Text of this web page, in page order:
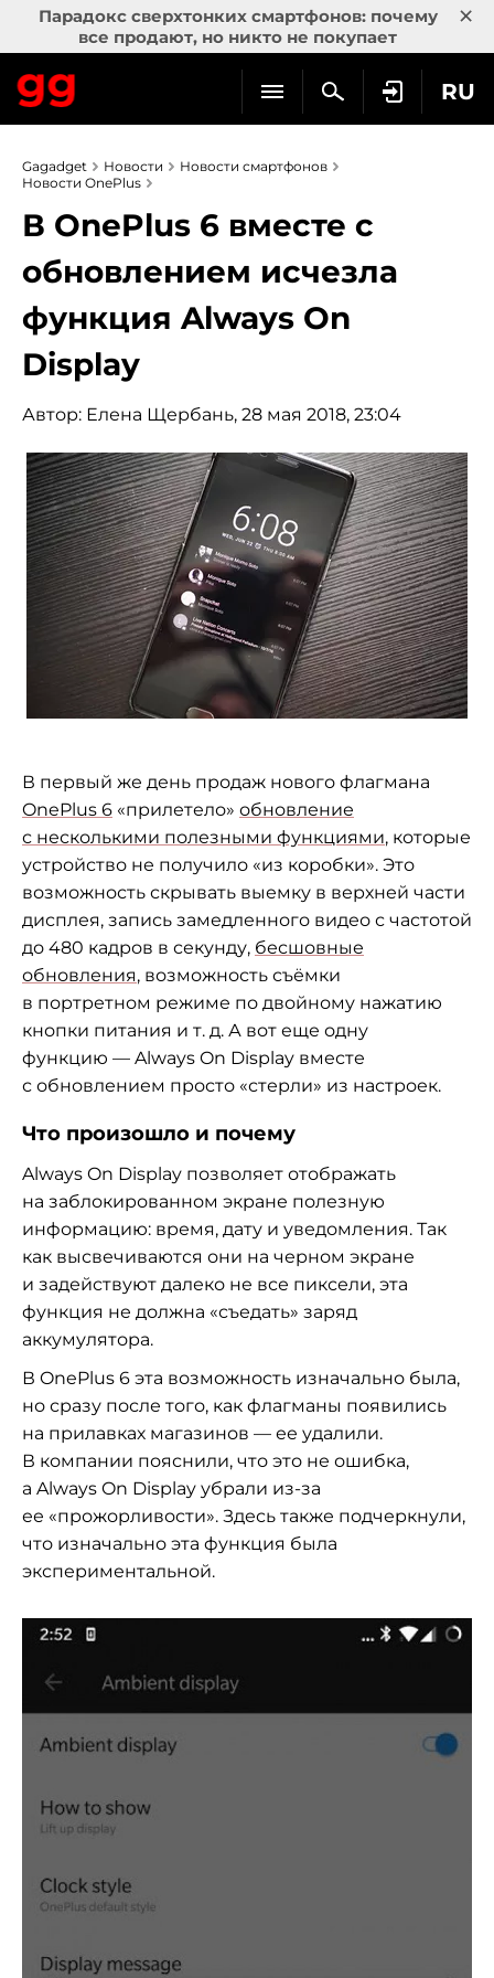
Парадокс сверхтонких смартфонов: почему
все продают, но никто не покупает
×
RU
Gagadget Новости
Новости смартфонов
Новости OnePlus
В OnePlus 6 вместе с
обновлением исчезла
функция Always On
Display
Автор: Елена Щербань, 28 мая 2018, 23:04
В первый же день продаж нового флагмана
OnePlus 6 «прилетело» обновление
с несколькими полезными функциями, которые
устройство не получило «из коробки». Это
возможность скрывать выемку в верхней части
дисплея, запись замедленного видео с частотой
до 480 кадров в секунду, бесшовные
обновления, возможность съёмки
в портретном режиме по двойному нажатию
кнопки питания и т. д. А вот еще одну
функцию — Always On Display вместе
с обновлением просто «стерли» из настроек.
Что произошло и почему
Always On Display позволяет отображать
на заблокированном экране полезную
информацию: время, дату и уведомления. Так
как высвечиваются они на черном экране
и задействуют далеко не все пиксели, эта
функция не должна «съедать» заряд
аккумулятора.
В OnePlus 6 эта возможность изначально была,
но сразу после того, как флагманы появились
на прилавках магазинов — ее удалили.
В компании пояснили, что это не ошибка,
а Always On Display убрали из-за
ее «прожорливости». Здесь также подчеркнули,
что изначально эта функция была
экспериментальной.